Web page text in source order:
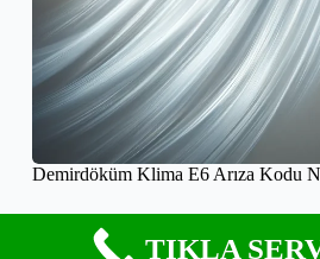
Demirdöküm Klima E6 Arıza Kodu
TIKLA